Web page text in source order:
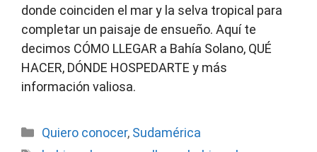
donde coinciden el mar y la selva tropical para
completar un paisaje de ensueño. Aquí te
decimos CÓMO LLEGAR a Bahía Solano, QUÉ
HACER, DÓNDE HOSPEDARTE y más
información valiosa.
Categorías
Quiero conocer, Sudamérica